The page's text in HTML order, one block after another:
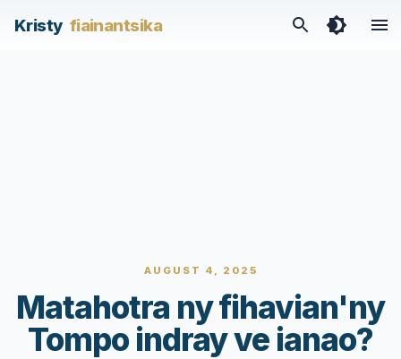
Kristy fiainantsika
AUGUST 4, 2025
Matahotra ny fihavian'ny
Tompo indray ve ianao?